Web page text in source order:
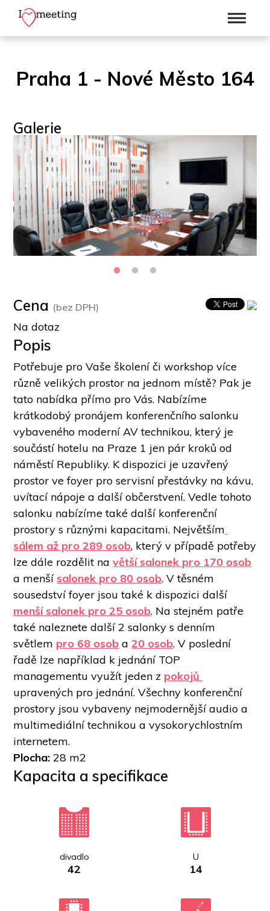
Praha 1 - Nové Město 164
Galerie
Cena (bez DPH)
Na dotaz
Popis
Potřebuje pro Vaše školení či workshop více
různě velikých prostor na jednom místě? Pak je
tato nabídka přímo pro Vás. Nabízíme
krátkodobý pronájem konferenčního salonku
vybaveného moderní AV technikou, který je
součástí hotelu na Praze 1 jen pár kroků od
náměstí Republiky. K dispozici je uzavřený
prostor ve foyer pro servisní přestávky na kávu,
uvítací nápoje a další občerstvení. Vedle tohoto
salonku nabízíme také další konferenční
prostory s různými kapacitami. Největším
sálem až pro 289 osob, který v případě potřeby
lze dále rozdělit na větší salonek pro 170 osob
a menší salonek pro 80 osob. V těsném
sousedství foyer jsou také k dispozici další
menší salonek pro 25 osob. Na stejném patře
také naleznete další 2 salonky s denním
světlem pro 68 osob a 20 osob. V poslední
řadě lze například k jednání TOP
managementu využít jeden z pokojů
upravených pro jednání. Všechny konferenční
prostory jsou vybaveny nejmodernější audio a
multimediální technikou a vysokorychlostním
internetem.
Plocha: 28 m2
Kapacita a specifikace
divadlo
42
U
14